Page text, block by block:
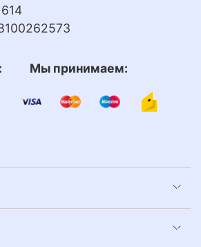
Мы принимаем: